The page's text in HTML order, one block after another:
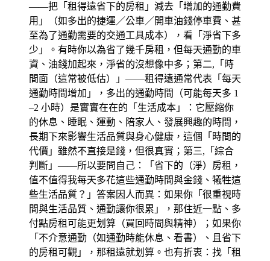
——把「租得遠省下的房租」減去「增加的通勤費
用」（如多出的捷運／公車／開車油錢停車費、甚
至為了通勤需要的交通工具成本），看「淨省下多
少」。有時你以為省了幾千房租，但每天通勤的車
資、油錢加起來，淨省的沒想像中多；第二,「時
間面（這常被低估）」——租得遠通常代表「每天
通勤時間增加」，多出的通勤時間（可能每天多 1
–2 小時）是實實在在的「生活成本」：它壓縮你
的休息、睡眠、運動、陪家人、發展興趣的時間，
長期下來影響生活品質與身心健康，這個「時間的
代價」雖然不直接是錢，但很真實；第三,「綜合
判斷」——所以要問自己：「省下的（淨）房租，
值不值得我每天多花這些通勤時間與金錢、犧牲這
些生活品質？」答案因人而異：如果你「很重視時
間與生活品質、通勤讓你很累」，那住近一點、多
付點房租可能更划算（買回時間與精神）；如果你
「不介意通勤（如通勤時能休息、看書）、且省下
的房租可觀」，那租遠就划算。也有折衷：找「租